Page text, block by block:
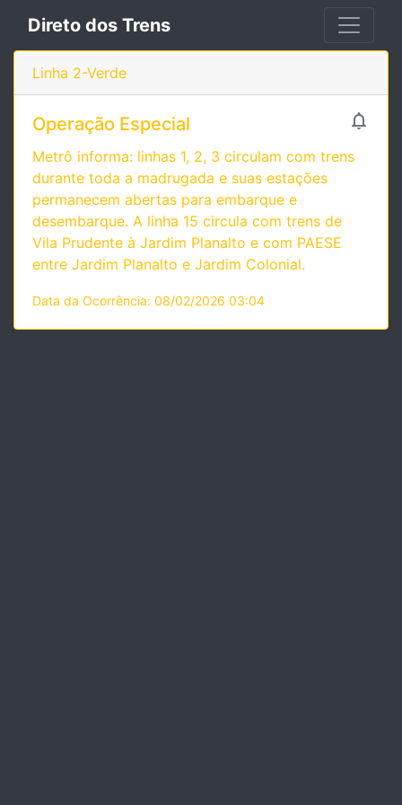
Direto dos Trens
Linha 2-Verde

Operação Especial
Metrô informa: linhas 1, 2, 3 circulam com trens
durante toda a madrugada e suas estações
permanecem abertas para embarque e
desembarque. A linha 15 circula com trens de
Vila Prudente à Jardim Planalto e com PAESE
entre Jardim Planalto e Jardim Colonial.
Data da Ocorrência: 08/02/2026 03:04